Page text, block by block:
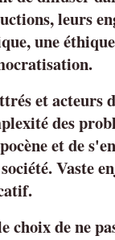
leurs
une
et acteurs
des
et de
Vaste
choix de ne